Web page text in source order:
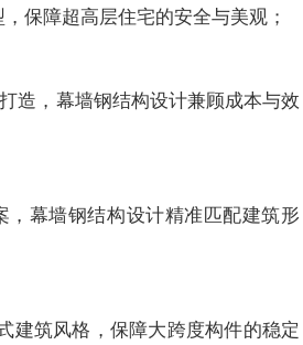
保障超高层住宅的安全与美观；
造，幕墙钢结构设计兼顾成本与效
幕墙钢结构设计精准匹配建筑形
建筑风格，保障大跨度构件的稳定